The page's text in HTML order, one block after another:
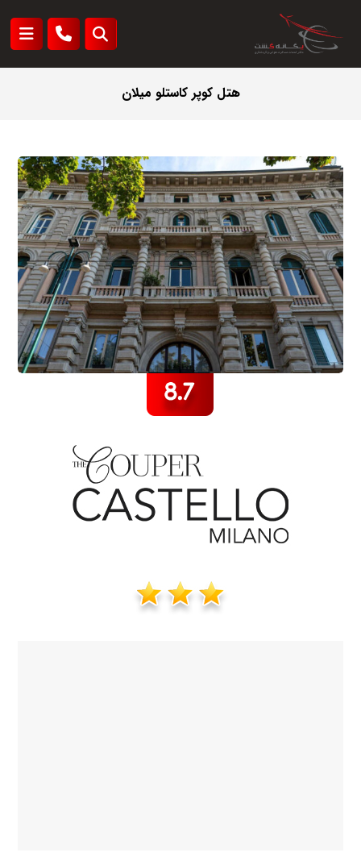
هتل کوپر کاستلو میلان